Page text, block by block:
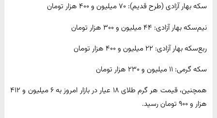
سکه بهار آزادی (طرح قدیم): ۷۰ میلیون و ۴۰۰ هزار تومان
نیم‌سکه بهار آزادی: ۴۴ میلیون و ۳۰۰ هزار تومان
ربع‌سکه بهار آزادی: ۲۲ میلیون و ۴۰۰ هزار تومان
سکه گرمی: ۱۱ میلیون و ۲۳۰ هزار تومان
همچنین، قیمت هر گرم طلای ۱۸ عیار در بازار امروز به ۶ میلیون و ۴۱۲
هزار و ۹۰۰ تومان رسید.